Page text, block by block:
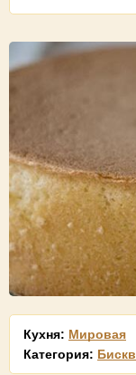
Кухня: Мировая
Категория: